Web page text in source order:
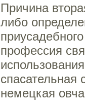
Причина
либо
профессия
немецкая